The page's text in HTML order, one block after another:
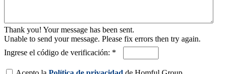
Thank you! Your message has been sent.
Unable to send your message. Please fix errors then try again.
Ingrese el código de verificación: *